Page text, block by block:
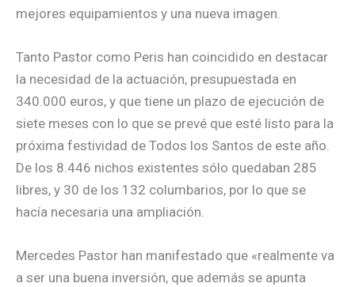
mejores equipamientos y una nueva imagen.
Tanto Pastor como Peris han coincidido en destacar
la necesidad de la actuación, presupuestada en
340.000 euros, y que tiene un plazo de ejecución de
siete meses con lo que se prevé que esté listo para la
próxima festividad de Todos los Santos de este año.
De los 8.446 nichos existentes sólo quedaban 285
libres, y 30 de los 132 columbarios, por lo que se
hacía necesaria una ampliación.
Mercedes Pastor han manifestado que «realmente va
a ser una buena inversión, que además se apunta